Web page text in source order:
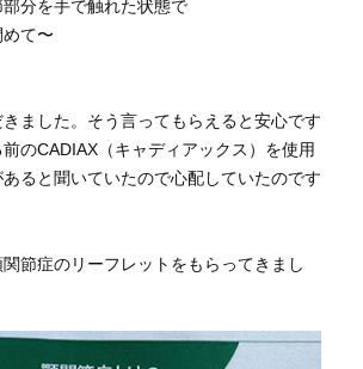
分を手で触れた状態で
て〜
ました。そう言ってもらえると安心です
のCADIAX（キャディアックス）を使用
ると聞いていたので心配していたのです
節症のリーフレットをもらってきまし